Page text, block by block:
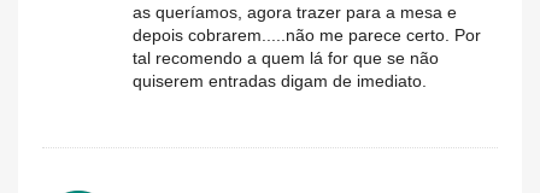
as queríamos, agora trazer para a mesa e
depois cobrarem.....não me parece certo. Por
tal recomendo a quem lá for que se não
quiserem entradas digam de imediato.